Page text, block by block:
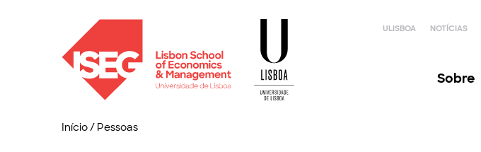
ULISBOA NOTÍCIAS
Sobre
Início/ Pessoas